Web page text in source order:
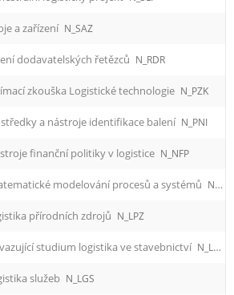
a zařízení N_SAZ
dodavatelských řetězců N_RDR
zkouška Logistické technologie N_PZK
a nástroje identifikace balení N_PNI
finanční politiky v logistice N_NFP
modelování procesů a systémů N_MPS
přírodních zdrojů N_LPZ
studium logistika ve stavebnictví N_LOS
služeb N_LGS